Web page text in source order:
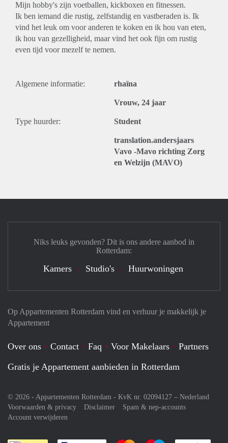
Mijn hobby's zijn voetballen, kickboxen en fitnessen.
Ik ben iemand die rustig, zelfstandig en vastberaden is. Ik
vind het leuk om voor anderen te koken en ik hou van eten,
ik hou van gezelligheid, maar vind het ook fijn om rustig
even tijd voor mezelf te nemen.
Algemene informatie: rhaïna
Vrouw, 24 jaar
Type huurder: Student
translation.andersjaars
Vavo -Mavo richting Zorg
en Welzijn (MAVO)
Op Appartementen Rotterdam vind en verhuur je makkelijk je
Appartement
Over ons Contact Faq Voor Makelaars
Partners
Gratis je Appartement aanbieden in Rotterdam
© 2026 - Appartementen Rotterdam - KvK nr. 02094127 – Nederland
Voorwaarden & privacy
Disclaimer
Spam & nep-accounts
Account verwijderen
Niks leuks gevonden? Dit is ons andere aanbod in
Rotterdam:
Kamers Studio's Huurwoningen